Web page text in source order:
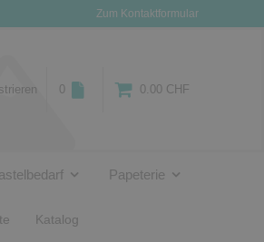
Zum Kontaktformular
0 0.00 CHF
Papeterie
Katalog